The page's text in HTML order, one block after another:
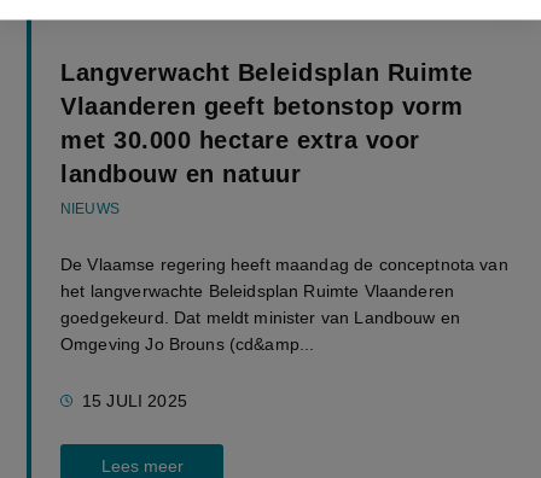
Langverwacht Beleidsplan Ruimte
Vlaanderen geeft betonstop vorm
met 30.000 hectare extra voor
landbouw en natuur
NIEUWS
De Vlaamse regering heeft maandag de conceptnota van
het langverwachte Beleidsplan Ruimte Vlaanderen
goedgekeurd. Dat meldt minister van Landbouw en
Omgeving Jo Brouns (cd&amp...
15 JULI 2025
Lees meer